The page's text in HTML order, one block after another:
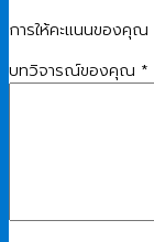
การให้คะแนนของคุณ
บทวิจารณ์ของคุณ *